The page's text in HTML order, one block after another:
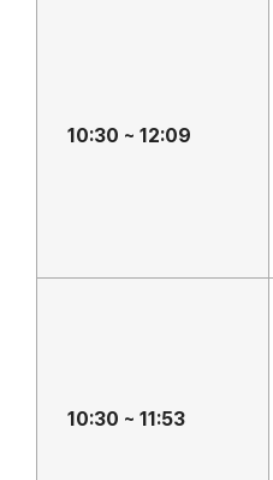
10:30 ~ 12:09
10:30 ~ 11:53